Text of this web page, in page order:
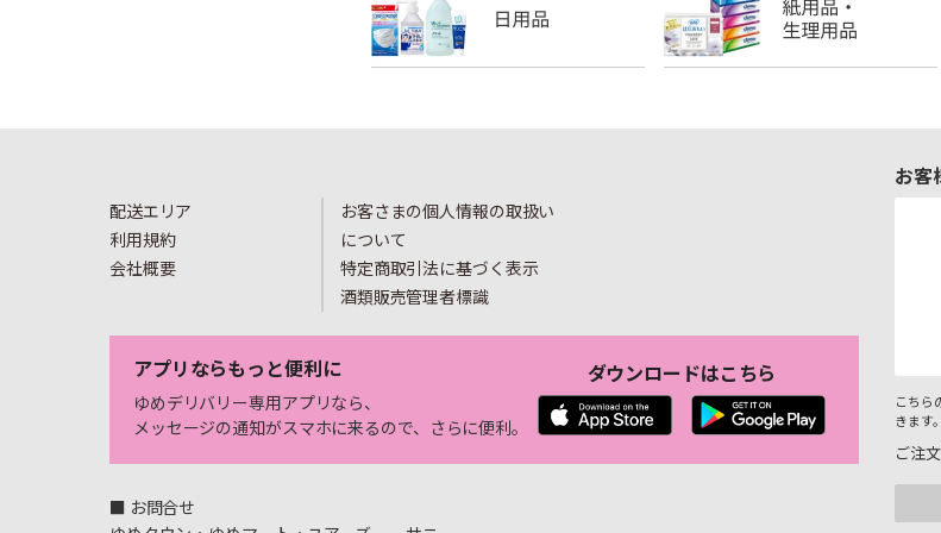
配送エリア
利用規約
会社概要
お客さまの個人情報の取扱い
について
特定商取引法に基づく表示
酒類販売管理者標識
アプリならもっと便利に
ゆめデリバリー専用アプリなら、
メッセージの通知がスマホに来るので、さらに便利。
ダウンロードはこちら
■ お問合せ
お客
こちら
きます
ご注